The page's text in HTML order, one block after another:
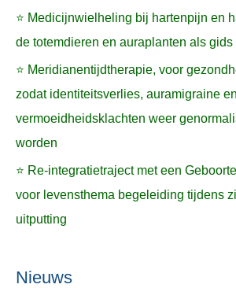
⭐ Medicijnwielheling bij hartenpijn en
de totemdieren en auraplanten als gids
⭐ Meridianentijdtherapie, voor
zodat identiteitsverlies, auramigraine en
vermoeidheidsklachten weer
worden
⭐ Re-integratietraject met een
voor levensthema begeleiding tijdens
uitputting
Nieuws